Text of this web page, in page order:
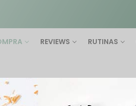
REVIEWS RUTINAS